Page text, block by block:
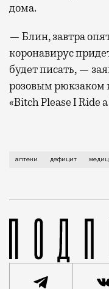
дома.
— Блин, завтра
коронавирус
будет писать, —
розовым рюкзаком
«Bitch Please I Ride
Самый
аптеки дефицит